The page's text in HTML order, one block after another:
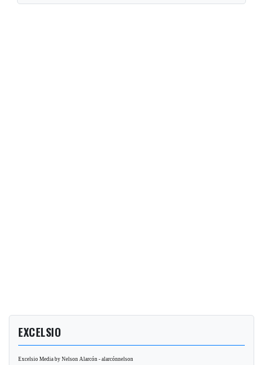
EXCELSIO
Excelsio Media by Nelson Alarcón - alarcónnelson